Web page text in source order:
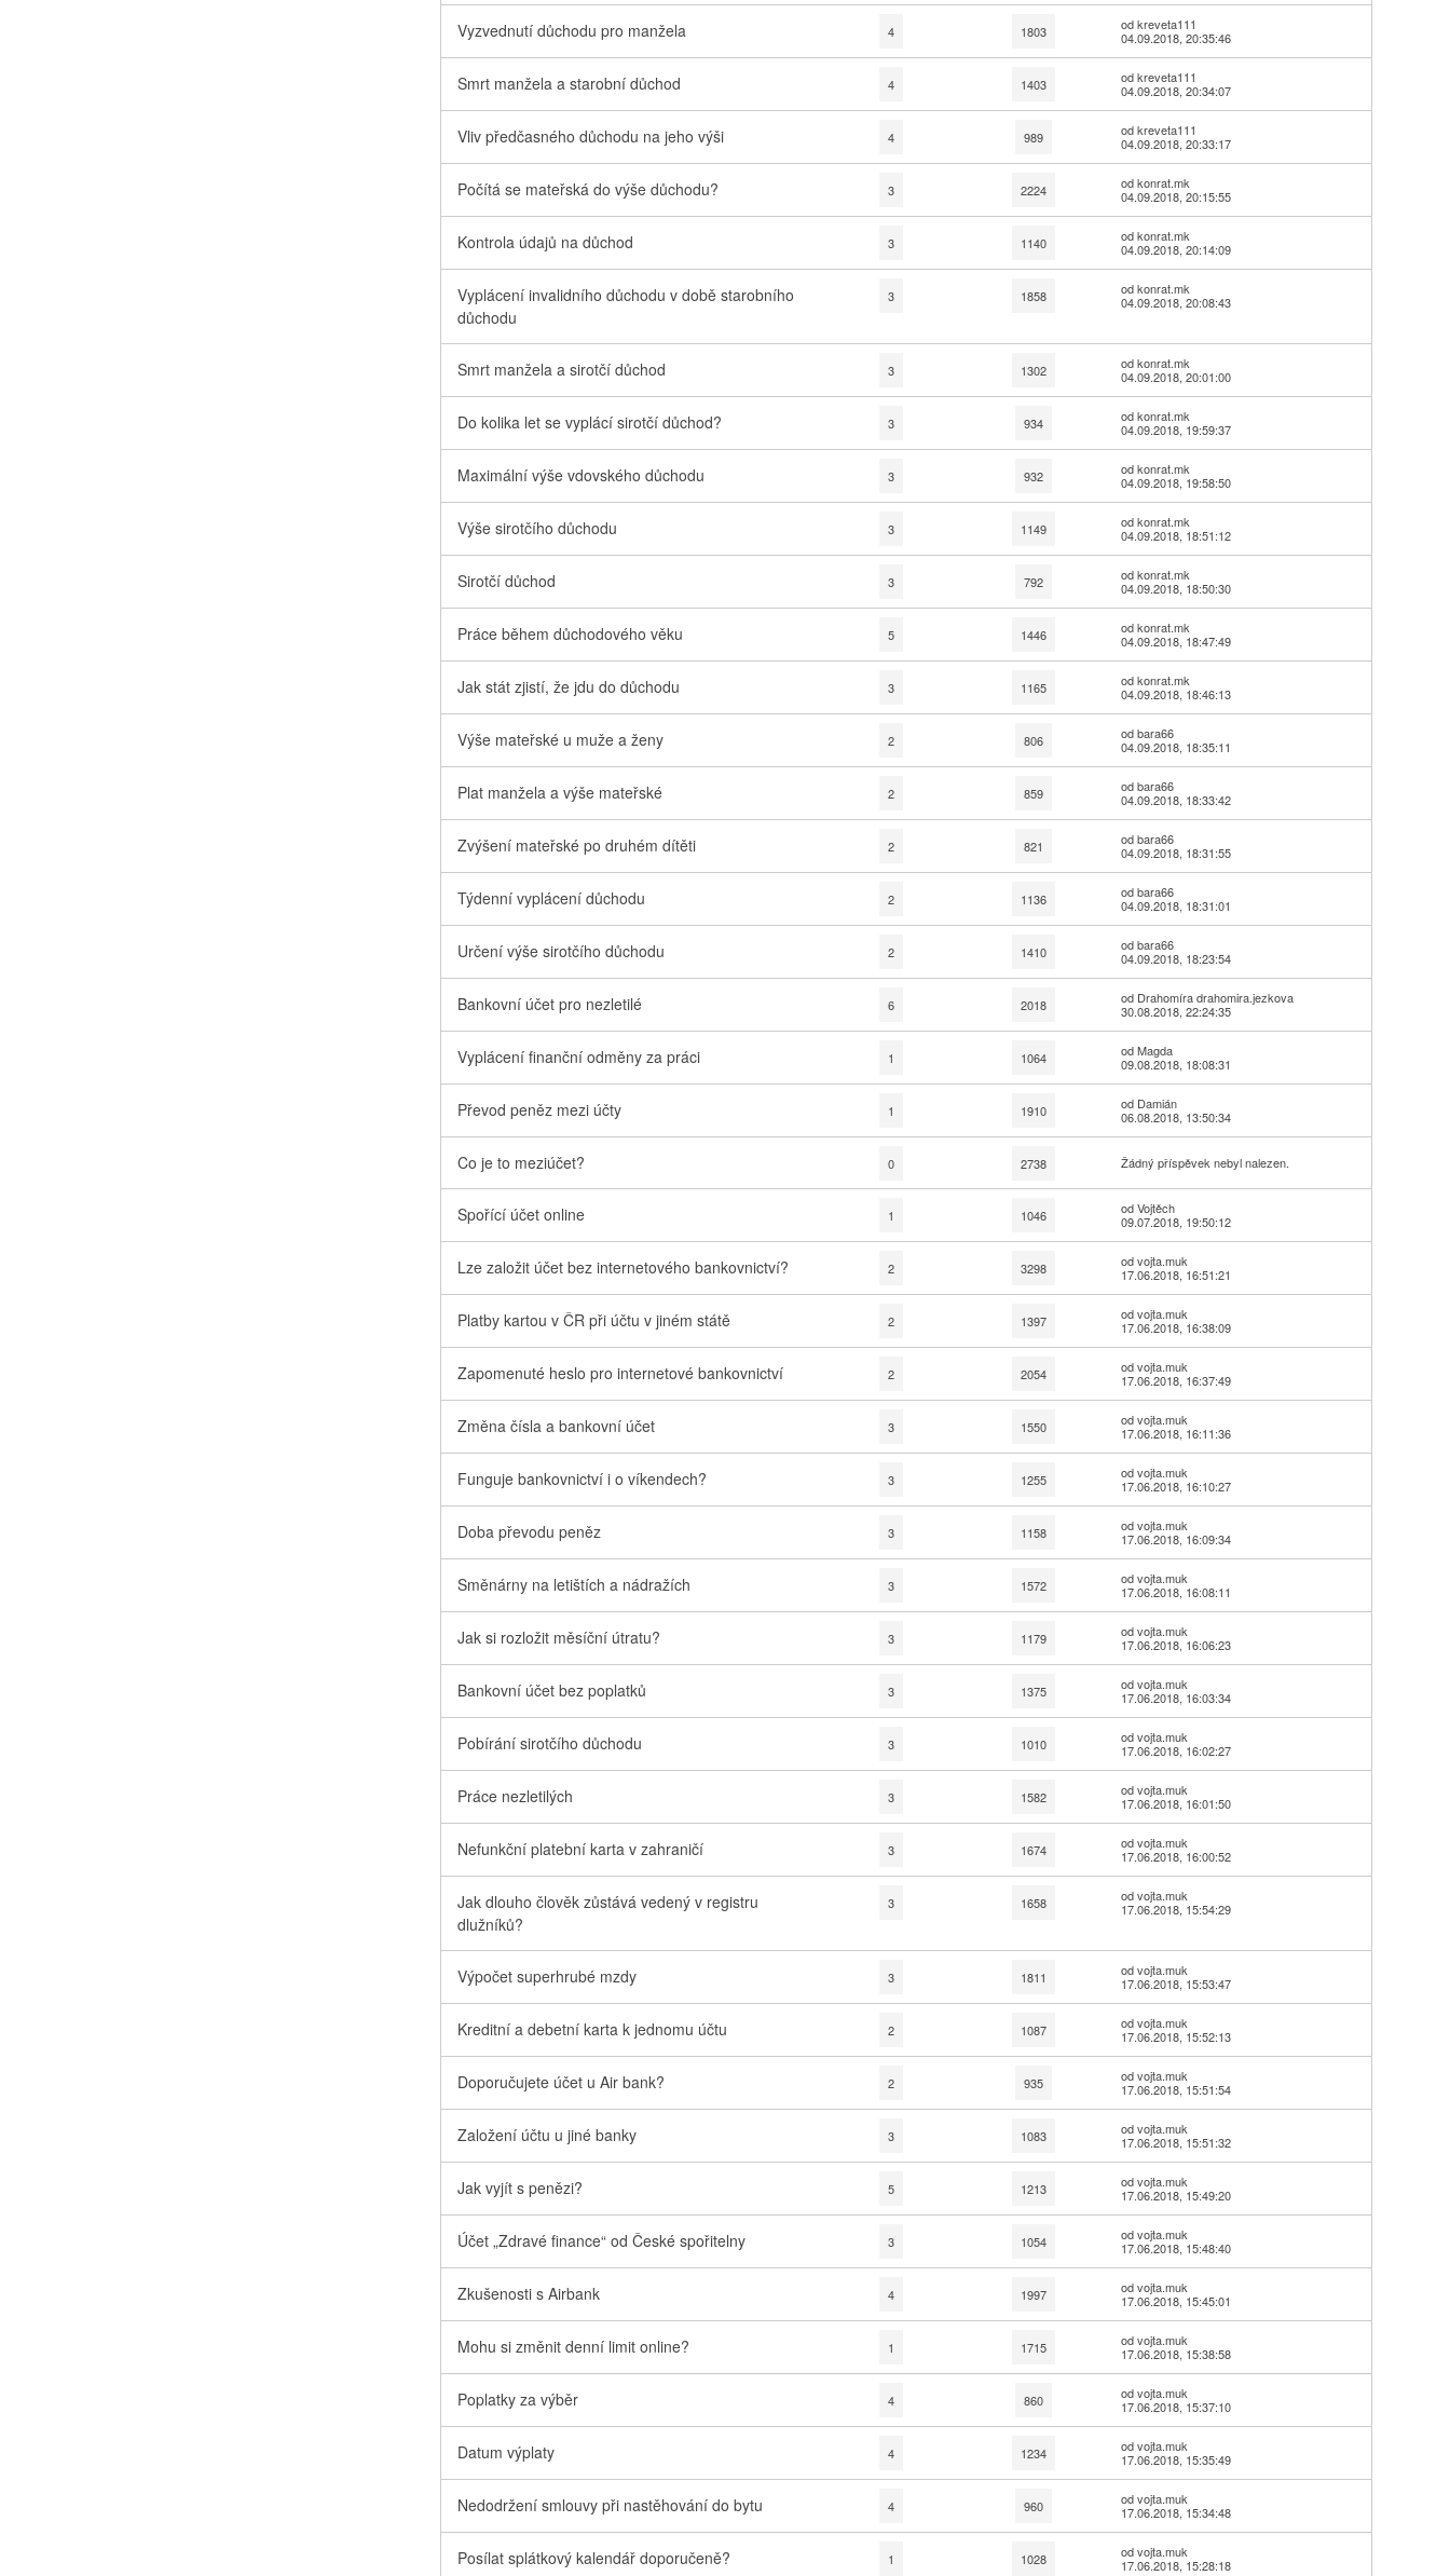
Vyzvednutí důchodu pro manžela 4 1803
od kreveta111
04.09.2018, 20:35:46
Smrt manžela a starobní důchod 4 1403
od kreveta111
04.09.2018, 20:34:07
Vliv předčasného důchodu na jeho výši 4 989
od kreveta111
04.09.2018, 20:33:17
Počítá se mateřská do výše důchodu? 3 2224
od konrat.mk
04.09.2018, 20:15:55
Kontrola údajů na důchod 3 1140
od konrat.mk
04.09.2018, 20:14:09
Vyplácení invalidního důchodu v době starobního
důchodu
3 1858
od konrat.mk
04.09.2018, 20:08:43
Smrt manžela a sirotčí důchod 3 1302
od konrat.mk
04.09.2018, 20:01:00
Do kolika let se vyplácí sirotčí důchod? 3 934
od konrat.mk
04.09.2018, 19:59:37
Maximální výše vdovského důchodu 3 932
od konrat.mk
04.09.2018, 19:58:50
Výše sirotčího důchodu 3 1149
od konrat.mk
04.09.2018, 18:51:12
Sirotčí důchod 3 792
od konrat.mk
04.09.2018, 18:50:30
Práce během důchodového věku 5 1446
od konrat.mk
04.09.2018, 18:47:49
Jak stát zjistí, že jdu do důchodu 3 1165
od konrat.mk
04.09.2018, 18:46:13
Výše mateřské u muže a ženy 2 806
od bara66
04.09.2018, 18:35:11
Plat manžela a výše mateřské 2 859
od bara66
04.09.2018, 18:33:42
Zvýšení mateřské po druhém dítěti 2 821
od bara66
04.09.2018, 18:31:55
Týdenní vyplácení důchodu 2 1136
od bara66
04.09.2018, 18:31:01
Určení výše sirotčího důchodu 2 1410
od bara66
04.09.2018, 18:23:54
Bankovní účet pro nezletilé 6 2018
od Drahomíra drahomira.jezkova
30.08.2018, 22:24:35
Vyplácení finanční odměny za práci 1 1064
od Magda
09.08.2018, 18:08:31
Převod peněz mezi účty 1 1910
od Damián
06.08.2018, 13:50:34
Co je to meziúčet? 0 2738 Žádný příspěvek nebyl nalezen.
Spořící účet online 1 1046
od Vojtěch
09.07.2018, 19:50:12
Lze založit účet bez internetového bankovnictví? 2 3298
od vojta.muk
17.06.2018, 16:51:21
Platby kartou v ČR při účtu v jiném státě 2 1397
od vojta.muk
17.06.2018, 16:38:09
Zapomenuté heslo pro internetové bankovnictví 2 2054
od vojta.muk
17.06.2018, 16:37:49
Změna čísla a bankovní účet 3 1550
od vojta.muk
17.06.2018, 16:11:36
Funguje bankovnictví i o víkendech? 3 1255
od vojta.muk
17.06.2018, 16:10:27
Doba převodu peněz 3 1158
od vojta.muk
17.06.2018, 16:09:34
Směnárny na letištích a nádražích 3 1572
od vojta.muk
17.06.2018, 16:08:11
Jak si rozložit měsíční útratu? 3 1179
od vojta.muk
17.06.2018, 16:06:23
Bankovní účet bez poplatků 3 1375
od vojta.muk
17.06.2018, 16:03:34
Pobírání sirotčího důchodu 3 1010
od vojta.muk
17.06.2018, 16:02:27
Práce nezletilých 3 1582
od vojta.muk
17.06.2018, 16:01:50
Nefunkční platební karta v zahraničí 3 1674
od vojta.muk
17.06.2018, 16:00:52
Jak dlouho člověk zůstává vedený v registru
dlužníků?
3 1658
od vojta.muk
17.06.2018, 15:54:29
Výpočet superhrubé mzdy 3 1811
od vojta.muk
17.06.2018, 15:53:47
Kreditní a debetní karta k jednomu účtu 2 1087
od vojta.muk
17.06.2018, 15:52:13
Doporučujete účet u Air bank? 2 935
od vojta.muk
17.06.2018, 15:51:54
Založení účtu u jiné banky 3 1083
od vojta.muk
17.06.2018, 15:51:32
Jak vyjít s penězi? 5 1213
od vojta.muk
17.06.2018, 15:49:20
Účet „Zdravé finance“ od České spořitelny 3 1054
od vojta.muk
17.06.2018, 15:48:40
Zkušenosti s Airbank 4 1997
od vojta.muk
17.06.2018, 15:45:01
Mohu si změnit denní limit online? 1 1715
od vojta.muk
17.06.2018, 15:38:58
Poplatky za výběr 4 860
od vojta.muk
17.06.2018, 15:37:10
Datum výplaty 4 1234
od vojta.muk
17.06.2018, 15:35:49
Nedodržení smlouvy při nastěhování do bytu 4 960
od vojta.muk
17.06.2018, 15:34:48
Posílat splátkový kalendář doporučeně? 1 1028
od vojta.muk
17.06.2018, 15:28:18